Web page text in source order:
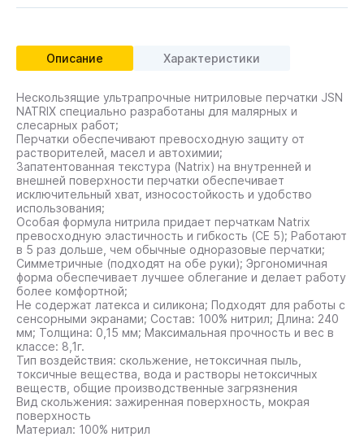
Описание Характеристики
Нескользящие ультрапрочные нитриловые перчатки JSN
NATRIX специально разработаны для малярных и
слесарных работ;
Перчатки обеспечивают превосходную защиту от
растворителей, масел и автохимии;
Запатентованная текстура (Natrix) на внутренней и
внешней поверхности перчатки обеспечивает
исключительный хват, износостойкость и удобство
использования;
Особая формула нитрила придает перчаткам Natrix
превосходную эластичность и гибкость (CE 5); Работают
в 5 раз дольше, чем обычные одноразовые перчатки;
Симметричные (подходят на обе руки); Эргономичная
форма обеспечивает лучшее облегание и делает работу
более комфортной;
Не содержат латекса и силикона; Подходят для работы с
сенсорными экранами; Состав: 100% нитрил; Длина: 240
мм; Толщина: 0,15 мм; Максимальная прочность и вес в
классе: 8,1г.
Тип воздействия: скольжение, нетоксичная пыль,
токсичные вещества, вода и растворы нетоксичных
веществ, общие производственные загрязнения
Вид скольжения: зажиренная поверхность, мокрая
поверхность
Материал: 100% нитрил